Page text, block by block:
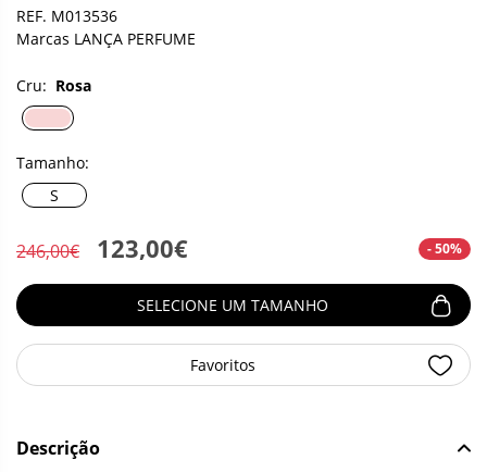
REF. M013536
Marcas LANÇA PERFUME
Cru: Rosa
Tamanho:
S
246,00€ 123,00€ - 50%
SELECIONE UM TAMANHO
Favoritos
Descrição